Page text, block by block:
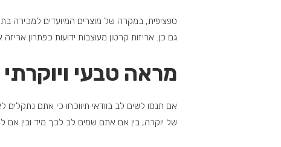
ספציפית, במקרה של מוצרים המיועדים למכירה בתור
גם כן. אריזות קרטון מעוצבות ידועות כפתרון
מראה טבעי
אם תנסו לשים לב בוודאי תיווכחו כי אתם
של יוקרה, בין אם אתם שמים לב לכך מיד ובין אם